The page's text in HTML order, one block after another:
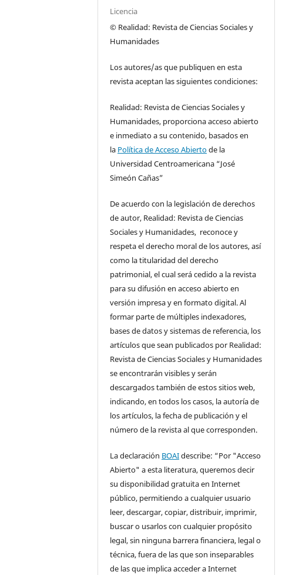
Licencia
© Realidad: Revista de Ciencias Sociales y
Humanidades
Los autores/as que publiquen en esta
revista aceptan las siguientes condiciones:
Realidad: Revista de Ciencias Sociales y
Humanidades, proporciona acceso abierto
e inmediato a su contenido, basados en
la Política de Acceso Abiertode la
Universidad Centroamericana “José
Simeón Cañas”
De acuerdo con la legislación de derechos
de autor, Realidad: Revista de Ciencias
Sociales y Humanidades, reconoce y
respeta el derecho moral de los autores, así
como la titularidad del derecho
patrimonial, el cual será cedido a la revista
para su difusión en acceso abierto en
versión impresa y en formato digital. Al
formar parte de múltiples indexadores,
bases de datos y sistemas de referencia, los
artículos que sean publicados por Realidad:
Revista de Ciencias Sociales y Humanidades
se encontrarán visibles y serán
descargados también de estos sitios web,
indicando, en todos los casos, la autoría de
los artículos, la fecha de publicación y el
número de la revista al que corresponden.
La declaración BOAIdescribe: “Por "Acceso
Abierto" a esta literatura, queremos decir
su disponibilidad gratuita en Internet
público, permitiendo a cualquier usuario
leer, descargar, copiar, distribuir, imprimir,
buscar o usarlos con cualquier propósito
legal, sin ninguna barrera financiera, legal o
técnica, fuera de las que son inseparables
de las que implica acceder a Internet